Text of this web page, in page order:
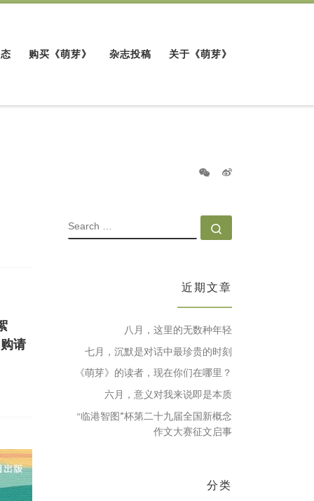
购买《萌芽》 杂志投稿 关于《萌芽》
请
SEARCH
近期文章
八月，这里的无数种年轻
七月，沉默是对话中最珍贵的时刻
《萌芽》的读者，现在你们在哪里？
六月，意义对我来说即是本质
“临港智图”杯第二十九届全国新概念
作文大赛征文启事
分类